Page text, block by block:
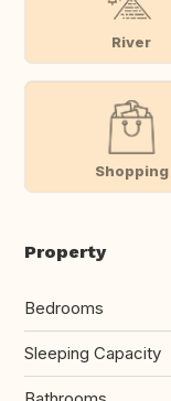
River
Shopping
Property
Bedrooms
Sleeping Capacity